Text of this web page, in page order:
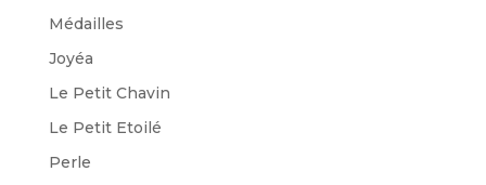
Médailles
Joyéa
Le Petit Chavin
Le Petit Etoilé
Perle